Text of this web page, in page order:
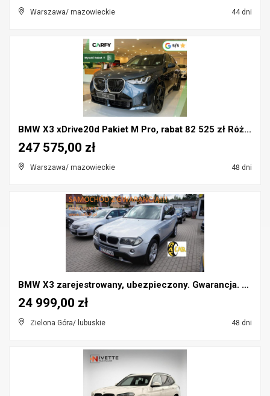
Warszawa/ mazowieckie 44 dni
BMW X3 xDrive20d Pakiet M Pro, rabat 82 525 zł Róż...
Warszawa/ mazowieckie 48 dni
247 575,00 zł
BMW X3 zarejestrowany, ubezpieczony. Gwarancja. Po...
Zielona Góra/ lubuskie 48 dni
24 999,00 zł